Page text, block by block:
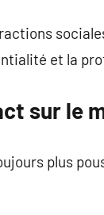
et la
sur le
plus